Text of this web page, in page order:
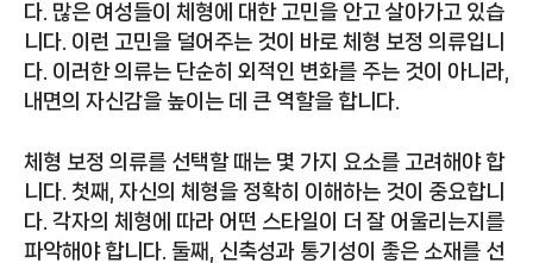
다. 많은 여성들이 체형에 대한 고민을 안고 살아가고 있습
니다. 이런 고민을 덜어주는 것이 바로 체형 보정 의류입니
다. 이러한 의류는 단순히 외적인 변화를 주는 것이 아니라,
내면의 자신감을 높이는 데 큰 역할을 합니다.
체형 보정 의류를 선택할 때는 몇 가지 요소를 고려해야 합
니다. 첫째, 자신의 체형을 정확히 이해하는 것이 중요합니
다. 각자의 체형에 따라 어떤 스타일이 더 잘 어울리는지를
파악해야 합니다. 둘째, 신축성과 통기성이 좋은 소재를 선